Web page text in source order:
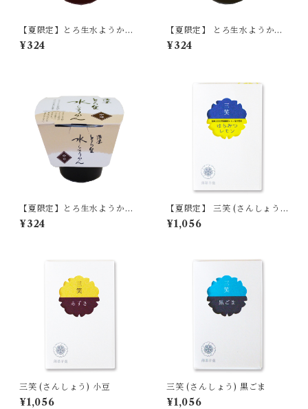
【夏限定】とろ生水ようか
ん 小豆 単品 【季節限定/
期間限定】
¥324
【夏限定】 とろ生水ようか
ん 抹茶 (まっちゃ) 単品
【季節限定/期間限定】
¥324
【夏限定】とろ生水ようか
ん 珈琲 (コーヒー) 単品
【季節限定/期間限定】
¥324
【夏限定】 三笑 (さんしょう)
はちみつレモン 単品 【季節限
定/期間限定】
¥1,056
三笑 (さんしょう) 小豆
¥1,056
三笑 (さんしょう) 黒ごま
¥1,056